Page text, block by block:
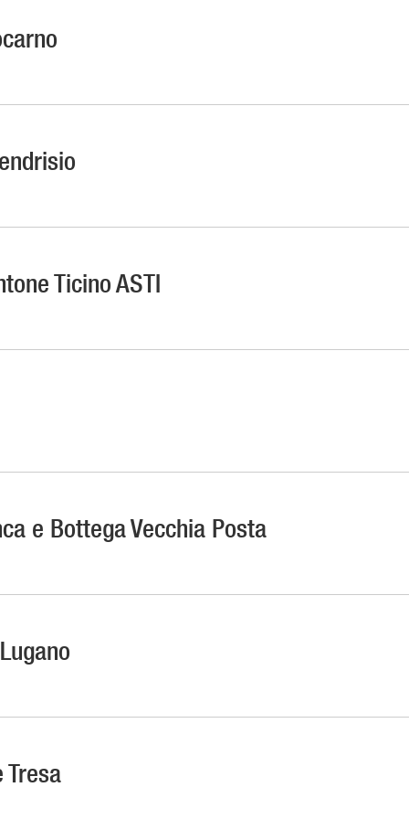
Ticino ASTI
e Bottega Vecchia Posta